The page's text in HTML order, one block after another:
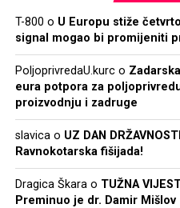
T-800 o U Europu stiže
signal mogao bi promijeniti
PoljoprivredaU.kurco
eura potpora za
proizvodnju i zadruge
slavicao UZ DAN
Ravnokotarska fišijada!
Dragica Škarao TUŽNA
Preminuo je dr. Damir Mišlov